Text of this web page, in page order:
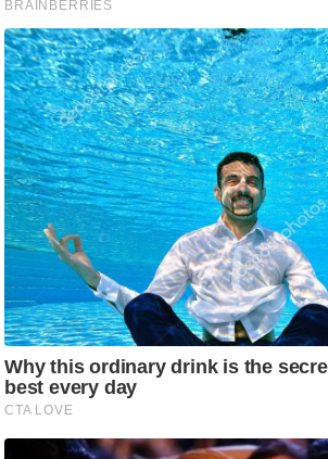
प
र
स
मी
क्षा
ध
र्म
ज्यो
ति
ष
प्र
भु
म
हि
मा
/